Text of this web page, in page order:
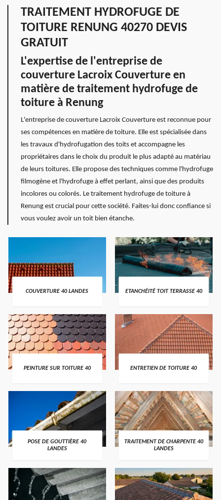
TRAITEMENT HYDROFUGE DE
TOITURE RENUNG 40270 DEVIS
GRATUIT
L'expertise de l'entreprise de
couverture Lacroix Couverture en
matière de traitement hydrofuge de
toiture à Renung
L'entreprise de couverture Lacroix Couverture est reconnue pour
ses compétences en matière de toiture. Elle est spécialisée dans
les travaux d'hydrofugation des toits et accompagne les
propriétaires dans le choix du produit le plus adapté au matériau
de leurs toitures. Elle propose des techniques comme l'hydrofuge
filmogène et l'hydrofuge à effet perlant, ainsi que des produits
incolores ou colorés. Le traitement hydrofuge de toiture à
Renung est crucial pour cette société. Faites-lui donc confiance si
vous voulez avoir un toit bien étanche.
COUVERTURE 40 LANDES ETANCHÉITÉ TOIT TERRASSE 40
PEINTURE SUR TOITURE 40 ENTRETIEN DE TOITURE 40
POSE DE GOUTTIÈRE 40
LANDES
TRAITEMENT DE CHARPENTE 40
LANDES